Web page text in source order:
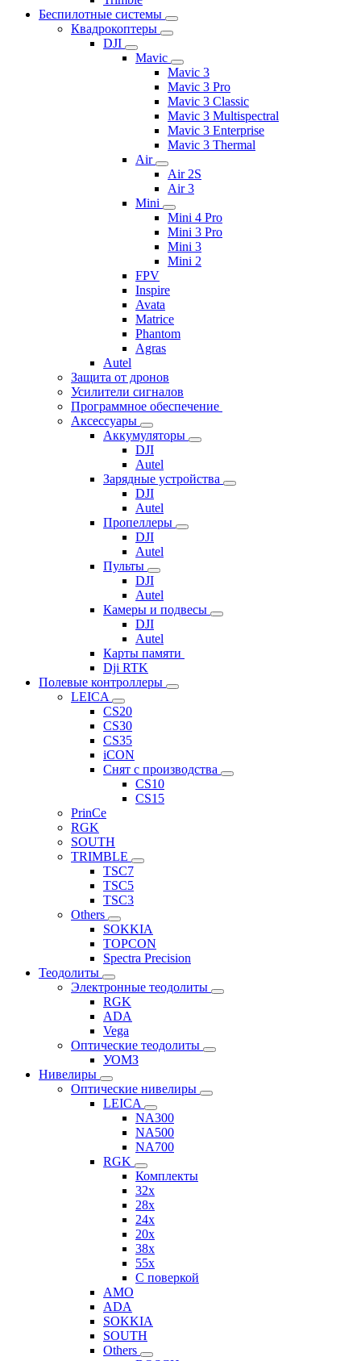
Беспилотные системы
Квадрокоптеры
DJI
Mavic
Mavic 3
Mavic 3 Pro
Mavic 3 Classic
Mavic 3 Multispectral
Mavic 3 Enterprise
Mavic 3 Thermal
Air
Air 2S
Air 3
Mini
Mini 4 Pro
Mini 3 Pro
Mini 3
Mini 2
FPV
Inspire
Avata
Matrice
Phantom
Agras
Autel
Защита от дронов
Усилители сигналов
Программное обеспечение
Аксессуары
Аккумуляторы
DJI
Autel
Зарядные устройства
DJI
Autel
Пропеллеры
DJI
Autel
Пульты
DJI
Autel
Камеры и подвесы
DJI
Autel
Карты памяти
Dji RTK
Полевые контроллеры
LEICA
CS20
CS30
CS35
iCON
Снят с производства
CS10
CS15
PrinCe
RGK
SOUTH
TRIMBLE
TSC7
TSC5
TSC3
Others
SOKKIA
TOPCON
Spectra Precision
Теодолиты
Электронные теодолиты
RGK
ADA
Vega
Оптические теодолиты
УОМЗ
Нивелиры
Оптические нивелиры
LEICA
NA300
NA500
NA700
RGK
Комплекты
32x
28x
24x
20x
38x
55x
C поверкой
AMO
ADA
SOKKIA
SOUTH
Others